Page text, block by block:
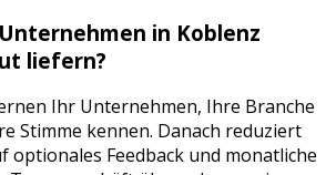
in Koblenz
liefern?
Ihr Unternehmen, Ihre Branche
Stimme kennen. Danach reduziert
optionales Feedback und monatliche